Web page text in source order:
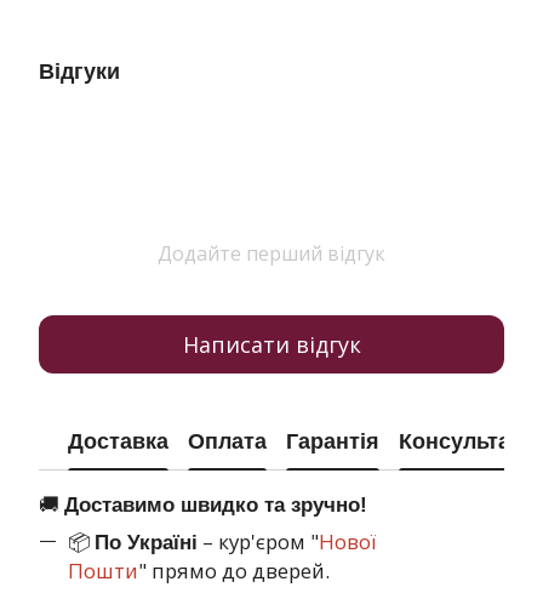
Відгуки
Додайте перший відгук
Написати відгук
Доставка Оплата Гарантія Консультація
🚚 Доставимо швидко та зручно!
📦 По Україні – кур'єром "Нової
Пошти" прямо до дверей.